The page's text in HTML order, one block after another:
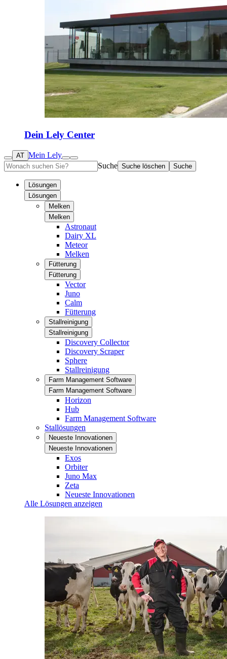
Dein Lely Center
AT Mein Lely
Suche Suche löschen Suche
Lösungen
Lösungen
Melken
Melken
Astronaut
Dairy XL
Meteor
Melken
Fütterung
Fütterung
Vector
Juno
Calm
Fütterung
Stallreinigung
Stallreinigung
Discovery Collector
Discovery Scraper
Sphere
Stallreinigung
Farm Management Software
Farm Management Software
Horizon
Hub
Farm Management Software
Stallösungen
Neueste Innovationen
Neueste Innovationen
Exos
Orbiter
Juno Max
Zeta
Neueste Innovationen
Alle Lösungen anzeigen